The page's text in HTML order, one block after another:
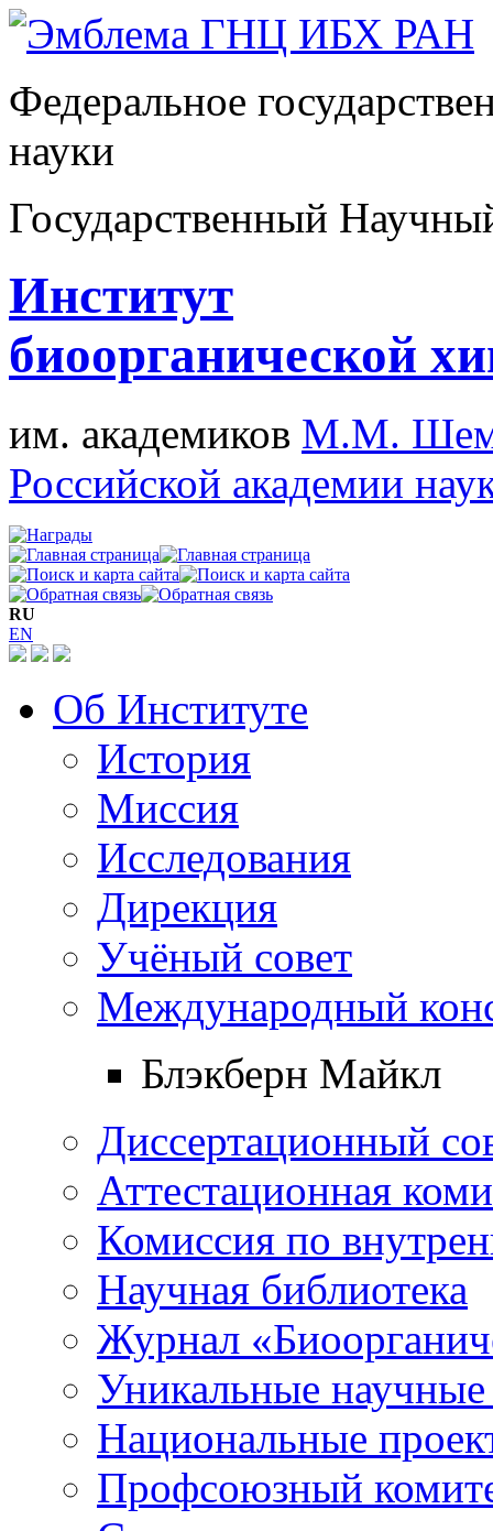
Федеральное
науки
Государственный
Институт
биоорганической
им. академиков М.М.
Российской академии
RU
EN
Об Институте
История
Миссия
Исследования
Дирекция
Учёный совет
Международный
Блэкберн Майкл
Диссертационный
Аттестационная
Комиссия по
Научная библиотека
Журнал
Уникальные научные
Национальные
Профсоюзный